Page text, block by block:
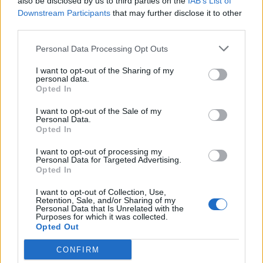
Downstream Participants that may further disclose it to other
Personal Data Processing Opt Outs
I want to opt-out of the Sharing of my
personal data.
Opted In
I want to opt-out of the Sale of my
Personal Data.
Opted In
I want to opt-out of processing my
Personal Data for Targeted Advertising.
Opted In
I want to opt-out of Collection, Use,
Retention, Sale, and/or Sharing of my
Personal Data that Is Unrelated with the
Purposes for which it was collected.
Opted Out
CONFIRM
vuonna. Tällä hetkellä tulevan vuoden kisojen lohkojako
näyttäisi olevan seuraavanlainen:
Edmonton:
Red Deer:
Yhdysvallat